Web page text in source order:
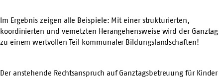
Im Ergebnis zeigen alle Beispiele: Mit einer strukturierten,
koordinierten und vernetzten Herangehensweise wird der Ganztag
zu einem wertvollen Teil kommunaler Bildungslandschaften!
Der anstehende Rechtsanspruch auf Ganztagsbetreuung für Kinder